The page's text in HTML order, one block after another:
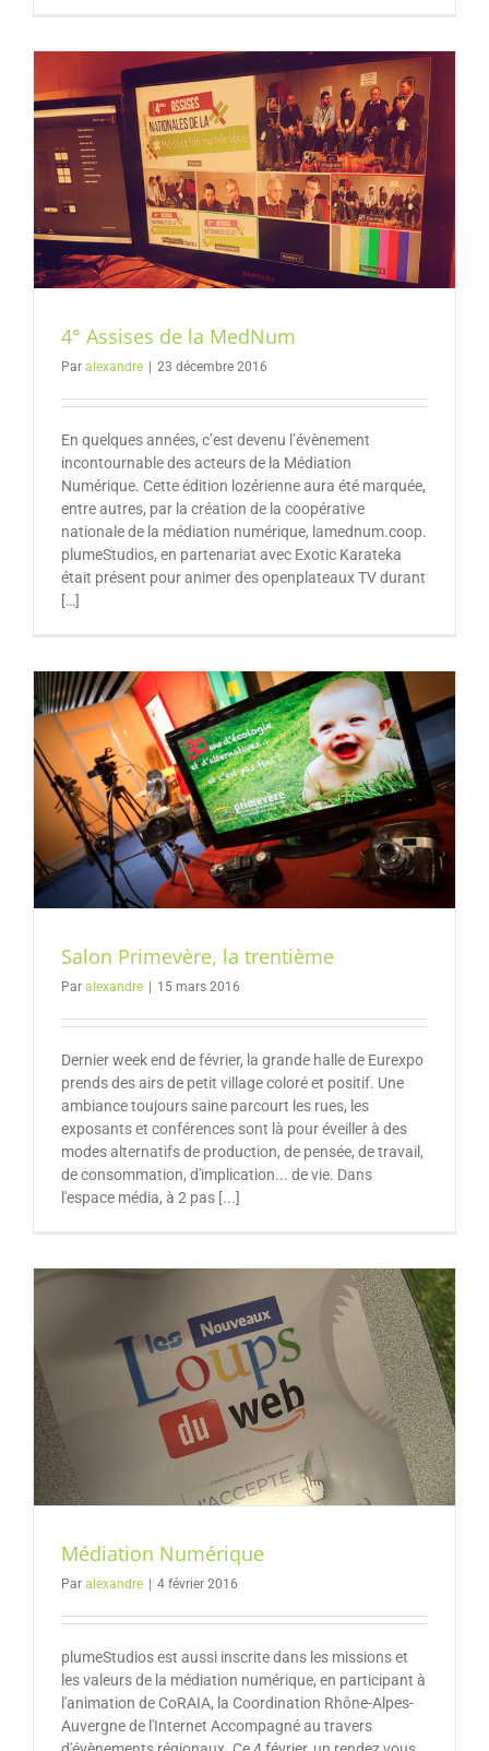
4° Assises de la MedNum
Par alexandre | 23 décembre 2016
En quelques années, c’est devenu l’évènement
incontournable des acteurs de la Médiation
Numérique. Cette édition lozérienne aura été marquée,
entre autres, par la création de la coopérative
nationale de la médiation numérique, lamednum.coop.
plumeStudios, en partenariat avec Exotic Karateka
était présent pour animer des openplateaux TV durant
[…]
Salon Primevère, la trentième
Par alexandre 15 mars 2016
Dernier week end de février, la grande halle de Eurexpo
prends des airs de petit village coloré et positif. Une
ambiance toujours saine parcourt les rues, les
exposants et conférences sont là pour éveiller à des
modes alternatifs de production, de pensée, de travail,
de consommation, d'implication... de vie. Dans
l'espace média, à 2 pas [...]
Médiation Numérique
Par alexandre 4 février 2016
plumeStudios est aussi inscrite dans les missions et
les valeurs de la médiation numérique, en participant à
l'animation de CoRAIA, la Coordination Rhône-Alpes-
Auvergne de l'Internet Accompagné au travers